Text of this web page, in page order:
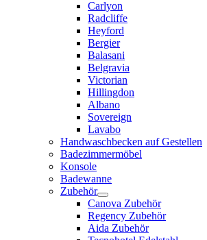
Carlyon
Radcliffe
Heyford
Bergier
Balasani
Belgravia
Victorian
Hillingdon
Albano
Sovereign
Lavabo
Handwaschbecken auf Gestellen
Badezimmermöbel
Konsole
Badewanne
Zubehör
Canova Zubehör
Regency Zubehör
Aida Zubehör